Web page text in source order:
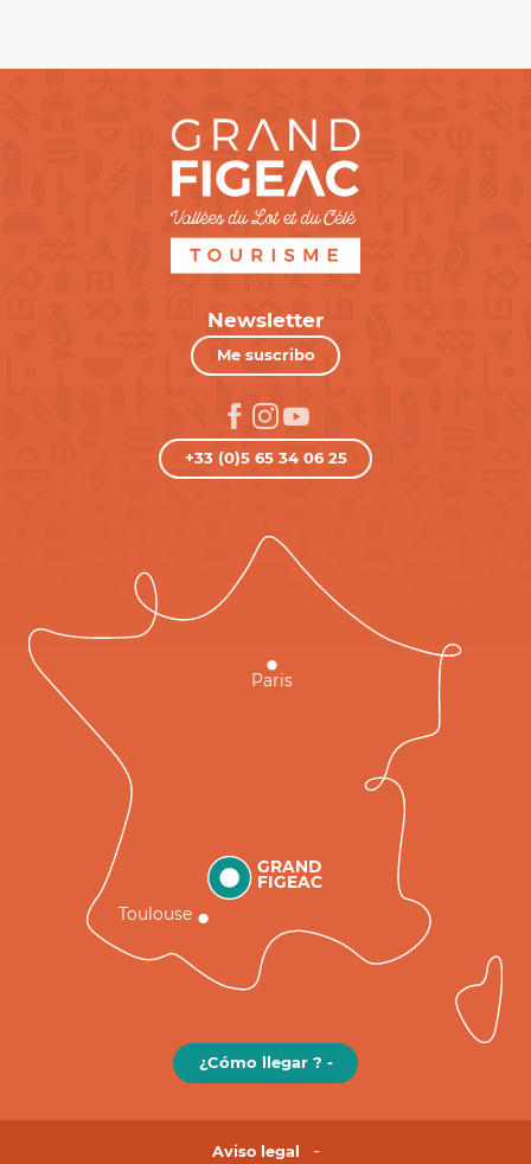
Newsletter
Me suscribo
+33 (0)5 65 34 06 25
GRAND
FIGEAC
Toulouse
Paris
¿Cómo llegar ? -
Aviso legal